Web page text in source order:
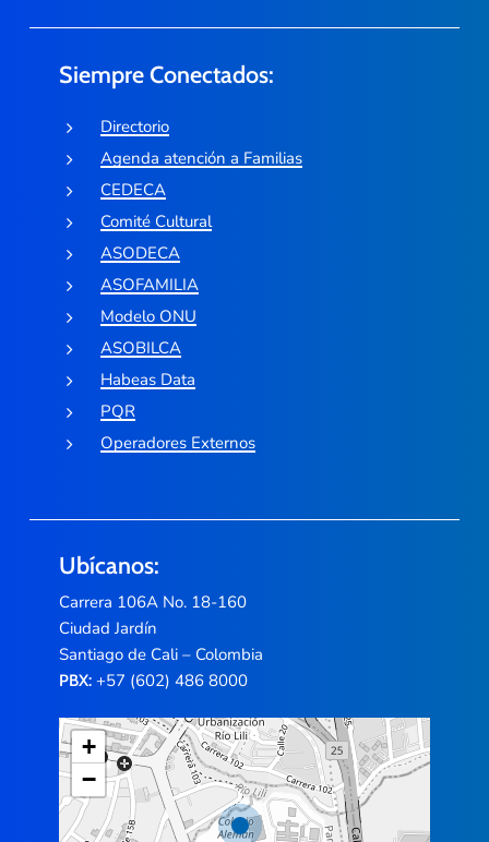
Siempre Conectados:
Directorio
Agenda atención a Familias
CEDECA
Comité Cultural
ASODECA
ASOFAMILIA
Modelo ONU
ASOBILCA
Habeas Data
PQR
Operadores Externos
Ubícanos:
Carrera 106A No. 18-160
Ciudad Jardín
Santiago de Cali – Colombia
PBX:+57 (602) 486 8000
+
−